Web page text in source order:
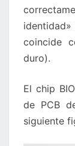
identidad»
coincide
duro).
El chip
de PCB
siguiente